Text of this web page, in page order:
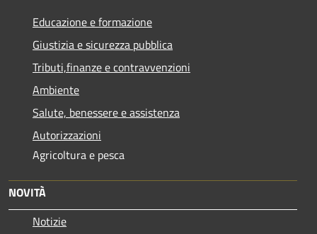
Educazione e formazione
Giustizia e sicurezza pubblica
Tributi,finanze e contravvenzioni
Ambiente
Salute, benessere e assistenza
Autorizzazioni
Agricoltura e pesca
NOVITÀ
Notizie